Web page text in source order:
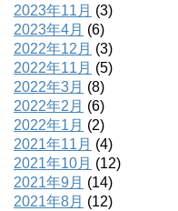
2023年11月 (3)
2023年4月 (6)
2022年12月 (3)
2022年11月 (5)
2022年3月 (8)
2022年2月 (6)
2022年1月 (2)
2021年11月 (4)
2021年10月 (12)
2021年9月 (14)
2021年8月 (12)